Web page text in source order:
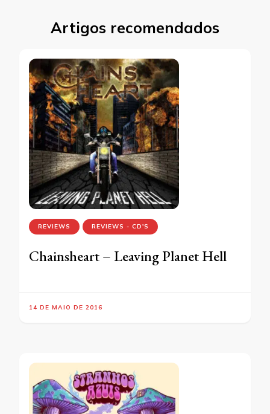
Artigos recomendados
REVIEWS REVIEWS - CD'S
Chainsheart – Leaving Planet Hell
14 DE MAIO DE 2016